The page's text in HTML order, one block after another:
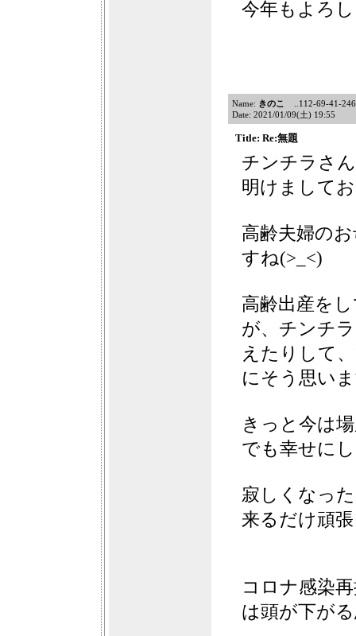
今年もよろ
Name: きのこ
..112-69-41-
Date: 2021/01/09(土) 19:55
Title: Re:無題
チンチラさ
明けまして
高齢夫婦の
すね(>_<)
高齢出産を
が、チンチ
えたりして
にそう思い
きっと今は
でも幸せに
寂しくなっ
来るだけ頑
コロナ感染
は頭が下が